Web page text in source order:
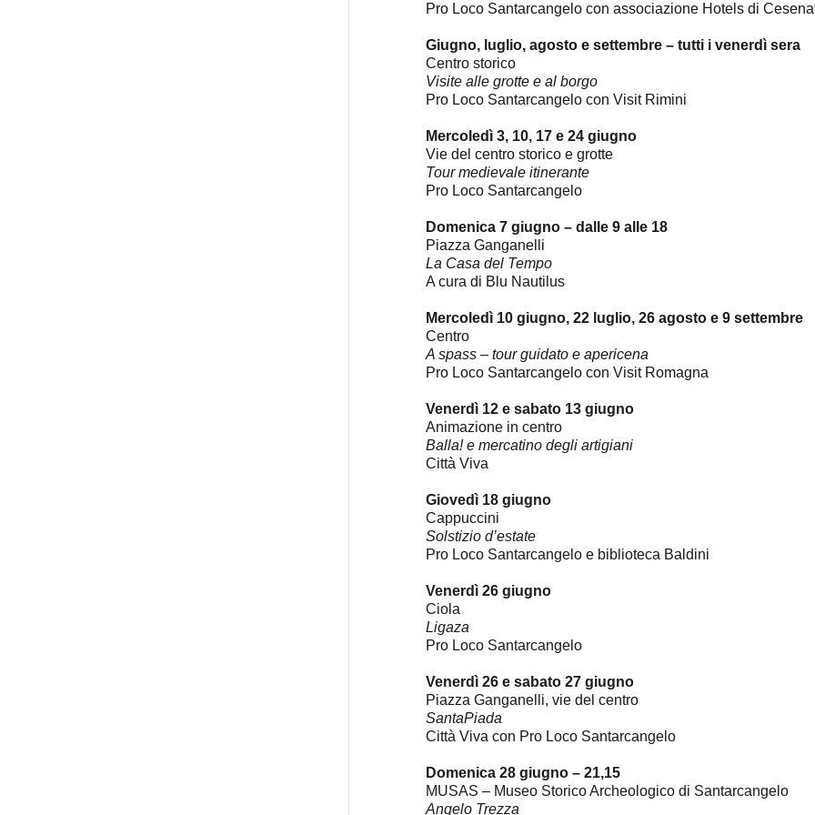
Pro Loco Santarcangelo con associazione Hotels di
Giugno, luglio, agosto e settembre – tutti i venerdì sera
Centro storico
Visite alle grotte e al borgo
Pro Loco Santarcangelo con Visit Rimini
Mercoledì 3, 10, 17 e 24 giugno
Vie del centro storico e grotte
Tour medievale itinerante
Pro Loco Santarcangelo
Domenica 7 giugno – dalle 9 alle 18
Piazza Ganganelli
La Casa del Tempo
A cura di Blu Nautilus
Mercoledì 10 giugno, 22 luglio, 26 agosto e 9 settembre
Centro
A spass – tour guidato e apericena
Pro Loco Santarcangelo con Visit Romagna
Venerdì 12 e sabato 13 giugno
Animazione in centro
Balla! e mercatino degli artigiani
Città Viva
Giovedì 18 giugno
Cappuccini
Solstizio d’estate
Pro Loco Santarcangelo e biblioteca Baldini
Venerdì 26 giugno
Ciola
Ligaza
Pro Loco Santarcangelo
Venerdì 26 e sabato 27 giugno
Piazza Ganganelli, vie del centro
SantaPiada
Città Viva con Pro Loco Santarcangelo
Domenica 28 giugno – 21,15
MUSAS – Museo Storico Archeologico di Santarcangelo
Angelo Trezza